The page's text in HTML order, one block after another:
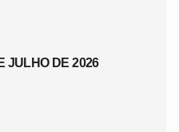
JULHO DE 2026